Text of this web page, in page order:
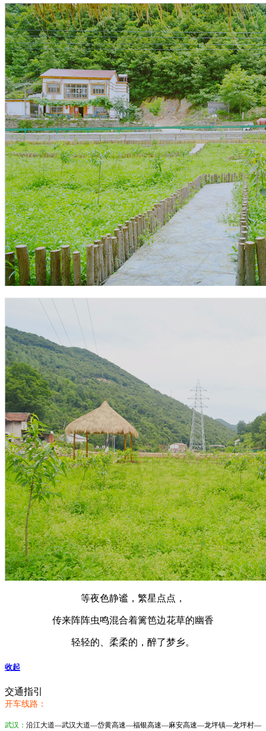
等夜色静谧，繁星点点，
传来阵阵虫鸣混合着篱笆边花草的幽香
轻轻的、柔柔的，醉了梦乡。
收起
交通指引
开车线路：
武汉： 沿江大道—武汉大道—岱黄高速—福银高速—麻安高速—龙坪镇—龙坪村—